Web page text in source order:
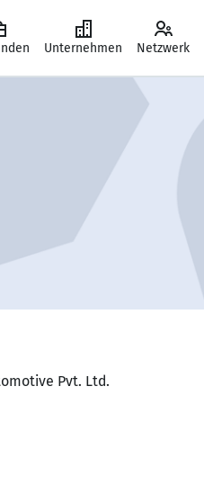
Unternehmen Netzwerk
Pvt. Ltd.